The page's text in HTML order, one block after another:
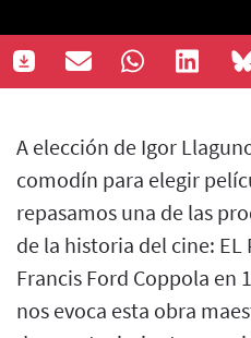
A elección de Igor
comodín para elegir
repasamos una de las
de la historia del cine: EL
Francis Ford Coppola en
nos evoca esta obra